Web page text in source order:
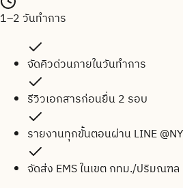
1–2 วันทำการ
จัดคิวด่วนภายในวันทำการ
รีวิวเอกสารก่อนยื่น 2 รอบ
รายงานทุกขั้นตอนผ่าน LINE
จัดส่ง EMS ในเขต กทม./ปริมณฑล